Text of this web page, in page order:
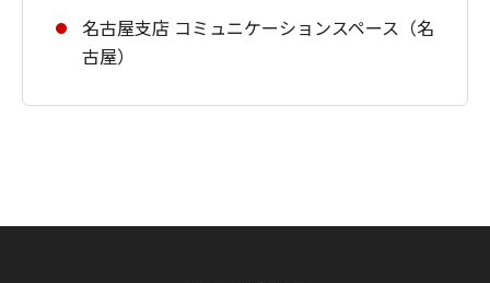
名古屋支店 コミュニケーションスペース（名
古屋）